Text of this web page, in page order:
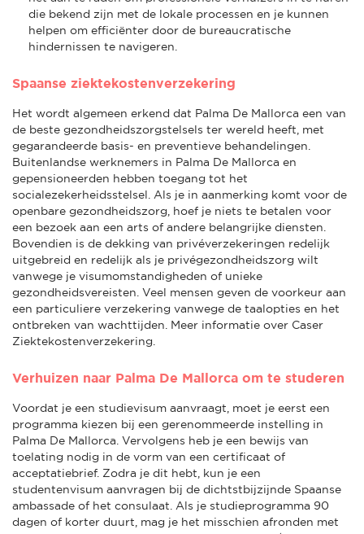
die bekend zijn met de lokale processen en je kunnen
helpen om efficiënter door de bureaucratische
hindernissen te navigeren.
Spaanse ziektekostenverzekering
Het wordt algemeen erkend dat Palma De Mallorca een van
de beste gezondheidszorgstelsels ter wereld heeft, met
gegarandeerde basis- en preventieve behandelingen.
Buitenlandse werknemers in Palma De Mallorca en
gepensioneerden hebben toegang tot het
socialezekerheidsstelsel. Als je in aanmerking komt voor de
openbare gezondheidszorg, hoef je niets te betalen voor
een bezoek aan een arts of andere belangrijke diensten.
Bovendien is de dekking van privéverzekeringen redelijk
uitgebreid en redelijk als je privégezondheidszorg wilt
vanwege je visumomstandigheden of unieke
gezondheidsvereisten. Veel mensen geven de voorkeur aan
een particuliere verzekering vanwege de taalopties en het
ontbreken van wachttijden. Meer informatie over Caser
Ziektekostenverzekering.
Verhuizen naar Palma De Mallorca om te studeren
Voordat je een studievisum aanvraagt, moet je eerst een
programma kiezen bij een gerenommeerde instelling in
Palma De Mallorca. Vervolgens heb je een bewijs van
toelating nodig in de vorm van een certificaat of
acceptatiebrief. Zodra je dit hebt, kun je een
studentenvisum aanvragen bij de dichtstbijzijnde Spaanse
ambassade of het consulaat. Als je studieprogramma 90
dagen of korter duurt, mag je het misschien afronden met